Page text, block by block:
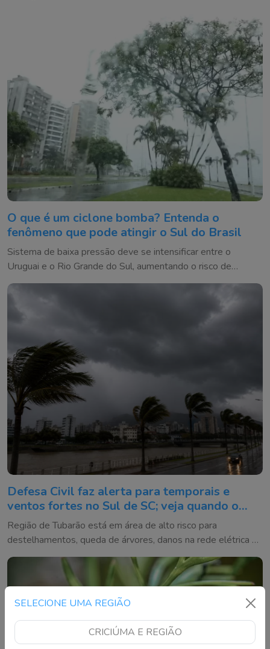
SELECIONE UMA REGIÃO
CRICIÚMA E REGIÃO
O que é um ciclone bomba? Entenda o
fenômeno que pode atingir o Sul do Brasil
Sistema de baixa pressão deve se intensificar entre o
Uruguai e o Rio Grande do Sul, aumentando o risco de
temporais e ventos fortes
Defesa Civil faz alerta para temporais e
ventos fortes no Sul de SC; veja quando o
tempo vira
Região de Tubarão está em área de alto risco para
destelhamentos, queda de árvores, danos na rede elétrica e
alagamentos entre quinta e sexta-feira